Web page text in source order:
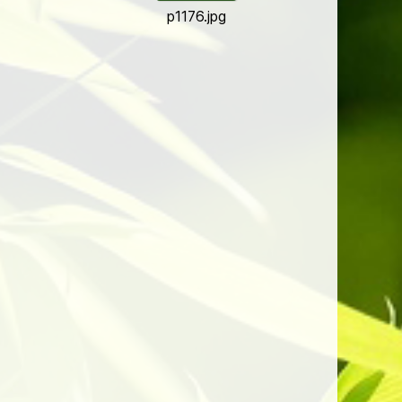
p1176.jpg